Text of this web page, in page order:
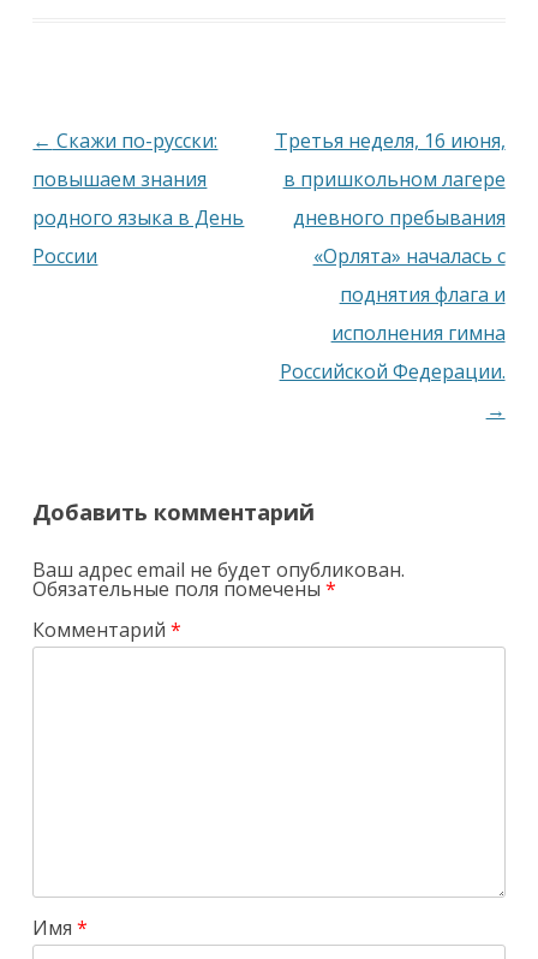
Навигация
по
записям
← Скажи по-русски:
повышаем знания
родного языка в День
России
Третья неделя, 16 июня,
в пришкольном лагере
дневного пребывания
«Орлята» началась с
поднятия флага и
исполнения гимна
Российской Федерации.
→
Добавить комментарий
Ваш адрес email не будет опубликован.
Обязательные поля помечены*
Комментарий*
Имя*